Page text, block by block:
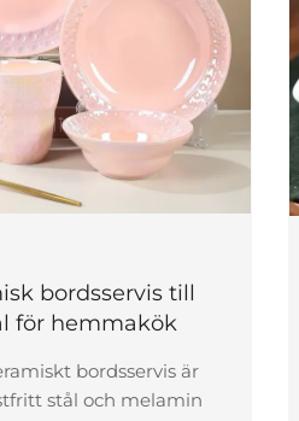
bordsservis till
för hemmakök
bordsservis är
stål och melamin